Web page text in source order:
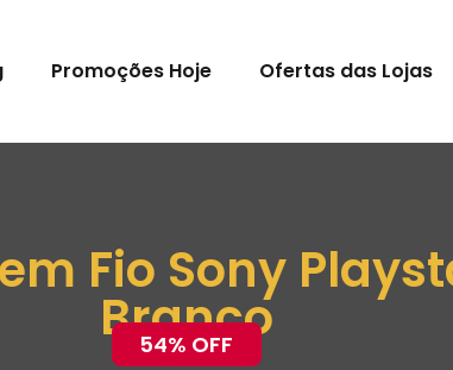
Promoções Hoje Ofertas das Lojas
Fio Sony
Branco
54% OFF